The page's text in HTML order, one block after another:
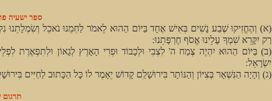
ספר ישעיה
(א) וְהֶחֱזִיקוּ שֶׁבַע נָשִׁים בְּאִישׁ אֶחָד בַּיּוֹם הַהוּא לֵאמֹר לַחְמֵנוּ נֹאכֵל וְשִׂמְלָתֵנוּ
רַק יִקָּרֵא שִׁמְךָ עָלֵינוּ אֱסֹף חֶרְפָּתֵנוּ:
(ב) בַּיּוֹם הַהוּא יִהְיֶה צֶמַח ה' לִצְבִי וּלְכָבוֹד וּפְרִי הָאָרֶץ לְגָאוֹן וּלְתִפְאֶרֶת
יִשְׂרָאֵל:
(ג) וְהָיָה הַנִּשְׁאָר בְּצִיּוֹן וְהַנּוֹתָר בִּירוּשָׁלִַם קָדוֹשׁ יֵאָמֶר לוֹ כָּל הַכָּתוּב לַחַיִּים
תרגום